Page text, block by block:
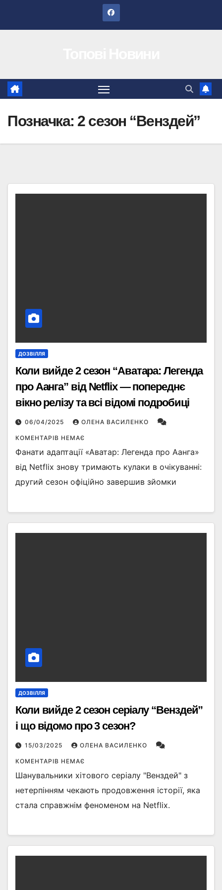
Позначка: 2 сезон “Венздей”
ДОЗВІЛЛЯ
Коли вийде 2 сезон “Аватара: Легенда
про Аанга” від Netflix — попереднє
вікно релізу та всі відомі подробиці
06/04/2025 ОЛЕНА ВАСИЛЕНКО
КОМЕНТАРІВ НЕМАЄ
Фанати адаптації «Аватар: Легенда про Аанга»
від Netflix знову тримають кулаки в очікуванні:
другий сезон офіційно завершив зйомки
ДОЗВІЛЛЯ
Коли вийде 2 сезон серіалу “Венздей”
і що відомо про 3 сезон?
15/03/2025 ОЛЕНА ВАСИЛЕНКО
КОМЕНТАРІВ НЕМАЄ
Шанувальники хітового серіалу "Венздей" з
нетерпінням чекають продовження історії, яка
стала справжнім феноменом на Netflix.